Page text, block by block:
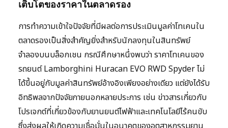
เติบโตของราคาในตลาดรอง
การทำความเข้าใจปัจจัยที่มีผลต่อการประเมินมูลค่าโทเคนใน
ตลาดรองเป็นสิ่งสำคัญยิ่งสำหรับนักลงทุนในสินทรัพย์
จำลองบนบล็อกเชน กรณีศึกษาหนึ่งพบว่า ราคาโทเคนของ
รถยนต์ Lamborghini Huracan EVO RWD Spyder ไม่
ได้ขึ้นอยู่กับมูลค่าสินทรัพย์อ้างอิงเพียงอย่างเดียว แต่ยังได้รับ
อิทธิพลจากปัจจัยภายนอกหลายประการ เช่น ข่าวสารเกี่ยวกับ
โปรเจกต์ที่เกี่ยวข้องกับยานยนต์ไฟฟ้าและเทคโนโลยีไร้คนขับ